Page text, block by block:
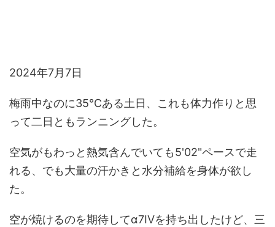
2024年7月7日
梅雨中なのに35℃ある土日、これも体力作りと思
って二日ともランニングした。
空気がもわっと熱気含んでいても5'02"ペースで走
れる、でも大量の汗かきと水分補給を身体が欲し
た。
空が焼けるのを期待してα7IVを持ち出したけど、三